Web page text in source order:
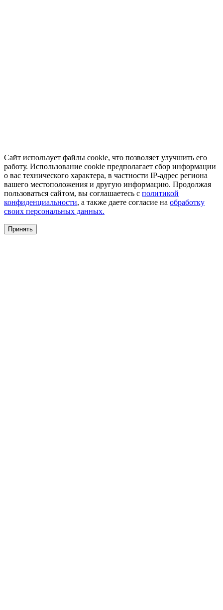
Сайт использует файлы cookie, что позволяет улучшить его
работу. Использование cookie предполагает сбор информации
о вас технического характера, в частности IP-адрес региона
вашего местоположения и другую информацию. Продолжая
пользоваться сайтом, вы соглашаетесь с политикой
конфиденциальности, а также даете согласие на обработку
своих персональных данных.
Принять